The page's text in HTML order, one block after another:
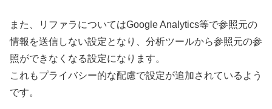
また、リファラについてはGoogle Analytics等で参照元の
情報を送信しない設定となり、分析ツールから参照元の参
照ができなくなる設定になります。
これもプライバシー的な配慮で設定が追加されているよう
です。